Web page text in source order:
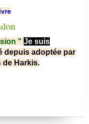
" Je suis
depuis adoptée par
Harkis.